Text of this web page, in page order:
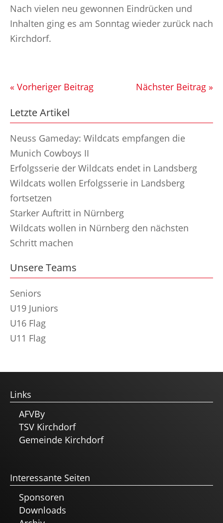
Nach vielen neu gewonnen Eindrücken und
Inhalten ging es am Sonntag wieder zurück nach
Kirchdorf.
« Vorheriger Beitrag Nächster Beitrag »
Letzte Artikel
Neuss Gameday: Wildcats empfangen die
Munich Cowboys II
Erfolgsserie der Wildcats endet in Landsberg
Wildcats wollen Erfolgsserie in Landsberg
fortsetzen
Starker Auftritt in Nürnberg
Wildcats wollen in Nürnberg den nächsten
Schritt machen
Unsere Teams
Seniors
U19 Juniors
U16 Flag
U11 Flag
Links
AFVBy
TSV Kirchdorf
Gemeinde Kirchdorf
Interessante Seiten
Sponsoren
Downloads